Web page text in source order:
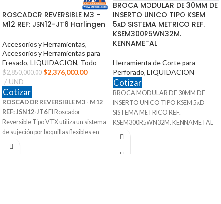
ROSCADOR REVERSIBLE M3 –
M12 REF: JSN12-JT6 Harlingen
Accesorios y Herramientas,
Accesorios y Herramientas para
Fresado, LIQUIDACION, Todo
$2,850,000.00 $2,376,000.00
UND
Cotizar
ROSCADOR REVERSIBLE M3 - M12
REF: JSN12-JT6El Roscador
Reversible Tipo VTX utiliza un sistema
de sujeción por boquillas flexibles en
Ruber Jacobs que permite darle una
BROCA MODULAR DE 30MM DE
INSERTO UNICO TIPO KSEM
5xD SISTEMA METRICO REF.
KSEM300R5WN32M.
KENNAMETAL
Herramienta de Corte para
Perforado, LIQUIDACION
Cotizar
BROCA MODULAR DE 30MM DE
INSERTO UNICO TIPO KSEM 5xD
SISTEMA METRICO REF.
KSEM300R5WN32M. KENNAMETAL
30mm x 32mm x 150mm x 250mm
Sistema de Refrigeración